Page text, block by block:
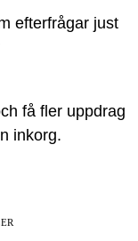
efterfrågar just
få fler uppdrag
inkorg.